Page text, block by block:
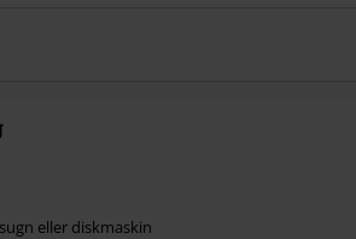
eller diskmaskin